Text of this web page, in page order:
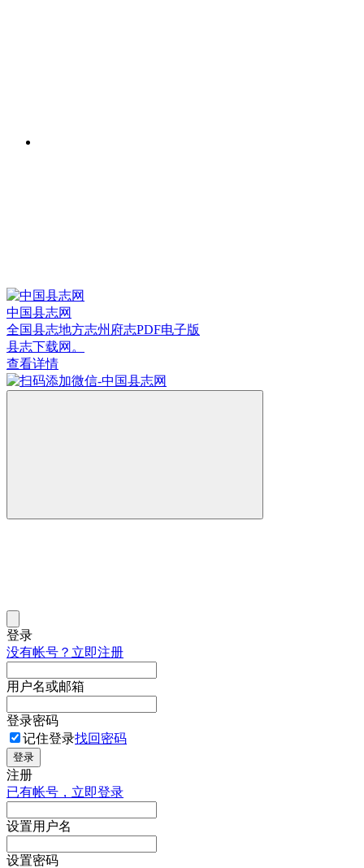
中国县志网
全国县志地方志州府志PDF电子版
县志下载网。
查看详情
登录
没有帐号？立即注册
用户名或邮箱
登录密码
记住登录找回密码
登录
注册
已有帐号，立即登录
设置用户名
设置密码